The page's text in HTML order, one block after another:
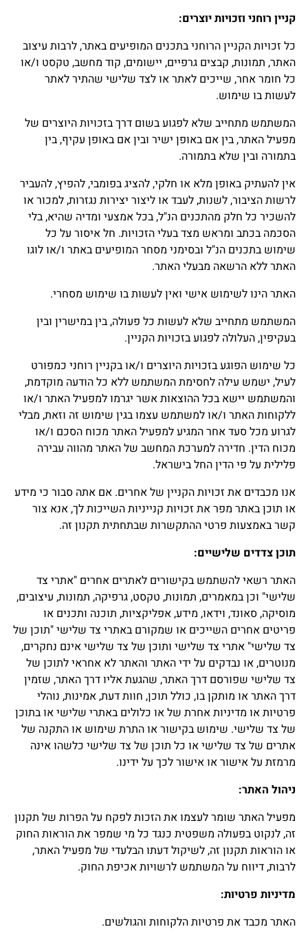
קניין רוחני וזכויות יוצרים:
כל זכויות הקניין הרוחני בתכנים המופיעים באתר, לרבות עיצוב
האתר, תמונות, קבצים גרפיים, יישומים, קוד מחשב, טקסט ו/או
כל חומר אחר, שייכים לאתר או לצד שלישי שהתיר לאתר
לעשות בו שימוש.
המשתמש מתחייב שלא לפגוע בשום דרך בזכויות היוצרים של
מפעיל האתר, בין אם באופן ישיר ובין אם באופן עקיף, בין
בתמורה ובין שלא בתמורה.
אין להעתיק באופן מלא או חלקי, להציג בפומבי, להפיץ, להעביר
לרשות הציבור, לשנות, לעבד או ליצור יצירות נגזרות, למכור או
להשכיר כל חלק מהתכנים הנ"ל, בכל אמצעי ומדיה שהיא, בלי
הסכמה בכתב ומראש מצד בעלי הזכויות. חל איסור על כל
שימוש בתכנים הנ"ל ובסימני מסחר המופיעים באתר ו/או לוגו
האתר ללא הרשאה מבעלי האתר.
האתר הינו לשימוש אישי ואין לעשות בו שימוש מסחרי.
המשתמש מתחייב שלא לעשות כל פעולה, בין במישרין ובין
בעקיפין, העלולה לפגוע בזכויות הקניין.
כל שימוש הפוגע בזכויות היוצרים ו/או בקניין רוחני כמפורט
לעיל, ישמש עילה לחסימת המשתמש ללא כל הודעה מוקדמת,
והמשתמש יישא בכל ההוצאות אשר יגרמו למפעיל האתר ו/או
ללקוחות האתר ו/או למשתמש עצמו בגין שימוש זה וזאת, מבלי
לגרוע מכל סעד אחר המגיע למפעיל האתר מכוח הסכם ו/או
מכוח הדין. חדירה למערכת המחשב של האתר מהווה עבירה
פלילית על פי הדין החל בישראל.
אנו מכבדים את זכויות הקניין של אחרים. אם אתה סבור כי מידע
או תוכן באתר מפר את זכויות קנייניות השייכות לך, אנא צור
קשר באמצעות פרטי ההתקשרות שבתחתית תקנון זה.
תוכן צדדים שלישיים:
האתר רשאי להשתמש בקישורים לאתרים אחרים "אתרי צד
שלישי" וכן במאמרים, תמונות, טקסט, גרפיקה, תמונות, עיצובים,
מוסיקה, סאונד, וידאו, מידע, אפליקציות, תוכנה ותכנים או
פריטים אחרים השייכים או שמקורם באתרי צד שלישי "תוכן של
צד שלישי" אתרי צד שלישי ותוכן של צד שלישי אינם נחקרים,
מנוטרים, או נבדקים על ידי האתר והאתר לא אחראי לתוכן של
צד שלישי שפורסם דרך האתר, שהגעת אליו דרך האתר, שזמין
דרך האתר או מותקן בו, כולל תוכן, חוות דעת, אמינות, נוהלי
פרטיות או מדיניות אחרת של או כלולים באתרי שלישי או בתוכן
של צד שלישי. שימוש בקישור או התרת שימוש או התקנה של
אתרים של צד שלישי או כל תוכן של צד שלישי כלשהו אינה
מרמזת על אישור או אישור לכך על ידינו.
ניהול האתר:
מפעיל האתר שומר לעצמו את הזכות לפקח על הפרות של תקנון
זה, לנקוט בפעולה משפטית כנגד כל מי שמפר את הוראות החוק
או הוראות תקנון זה, לשיקול דעתו הבלעדי של מפעיל האתר,
לרבות, דיווח על המשתמש לרשויות אכיפת החוק.
מדיניות פרטיות:
האתר מכבד את פרטיות הלקוחות והגולשים.